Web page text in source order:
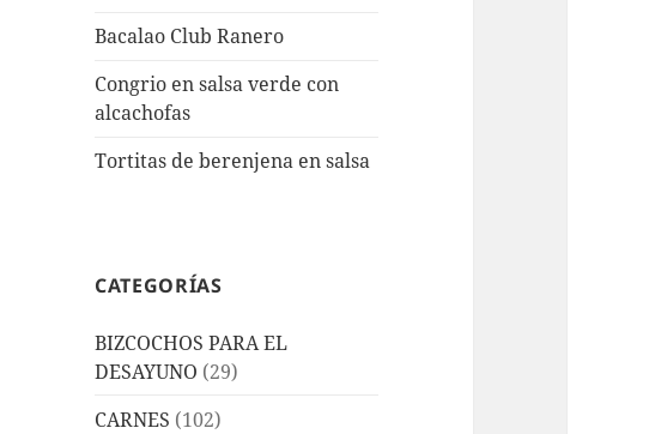
Bacalao Club Ranero
Congrio en salsa verde con
alcachofas
Tortitas de berenjena en salsa
CATEGORÍAS
BIZCOCHOS PARA EL
DESAYUNO (29)
CARNES (102)